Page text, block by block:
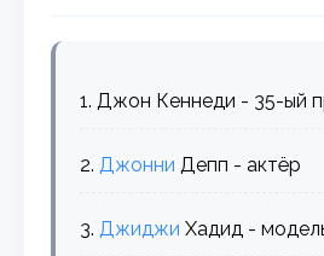
1. Джон Кеннеди - 35-ый
2.Джонни Депп - актёр
3.Джиджи Хадид -